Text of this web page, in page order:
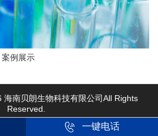
例展示
海南贝朗生物科技有限公司All Rights
Reserved.
一键电话